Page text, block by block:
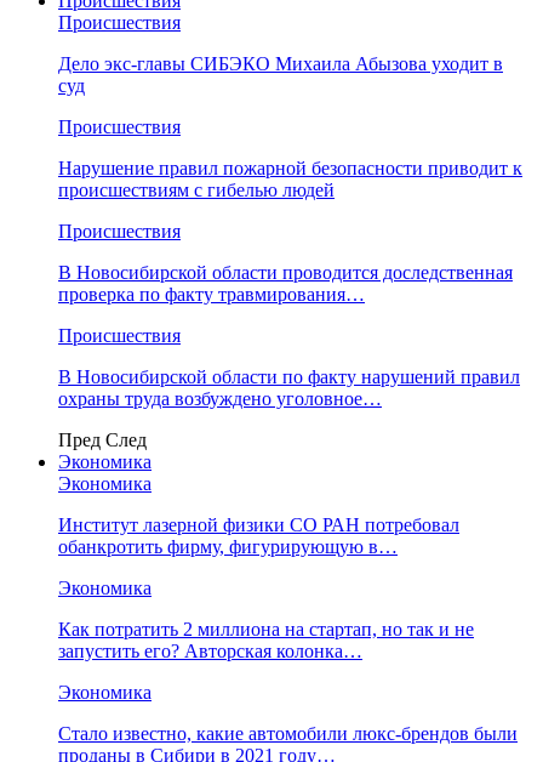
Происшествия
Дело экс-главы СИБЭКО Михаила Абызова уходит в
суд
Происшествия
Нарушение правил пожарной безопасности приводит к
происшествиям с гибелью людей
Происшествия
В Новосибирской области проводится доследственная
проверка по факту травмирования…
Происшествия
В Новосибирской области по факту нарушений правил
охраны труда возбуждено уголовное…
Пред След
Экономика
Экономика
Институт лазерной физики СО РАН потребовал
обанкротить фирму, фигурирующую в…
Экономика
Как потратить 2 миллиона на стартап, но так и не
запустить его? Авторская колонка…
Экономика
Стало известно, какие автомобили люкс-брендов были
проданы в Сибири в 2021 году…